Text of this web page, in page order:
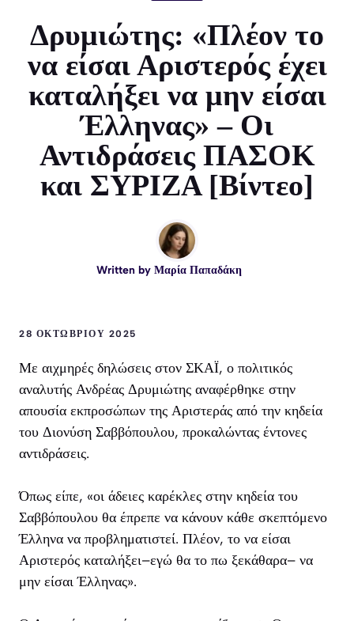
Δρυμιώτης: «Πλέον το
να είσαι Αριστερός έχει
καταλήξει να μην είσαι
Έλληνας» – Οι
Αντιδράσεις ΠΑΣΟΚ
και ΣΥΡΙΖΑ [Βίντεο]
Written by Μαρία Παπαδάκη
28 ΟΚΤΩΒΡΊΟΥ 2025
Με αιχμηρές δηλώσεις στον ΣΚΑΪ, ο πολιτικός
αναλυτής Ανδρέας Δρυμιώτης αναφέρθηκε στην
απουσία εκπροσώπων της Αριστεράς από την κηδεία
του Διονύση Σαββόπουλου, προκαλώντας έντονες
αντιδράσεις.
Όπως είπε, «οι άδειες καρέκλες στην κηδεία του
Σαββόπουλου θα έπρεπε να κάνουν κάθε σκεπτόμενο
Έλληνα να προβληματιστεί. Πλέον, το να είσαι
Αριστερός καταλήξει–εγώ θα το πω ξεκάθαρα– να
μην είσαι Έλληνας».